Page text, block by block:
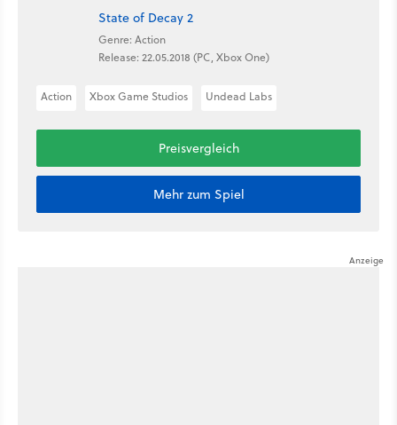
State of Decay 2
Genre: Action
Release: 22.05.2018 (PC, Xbox One)
Action Xbox Game Studios Undead Labs
Preisvergleich
Mehr zum Spiel